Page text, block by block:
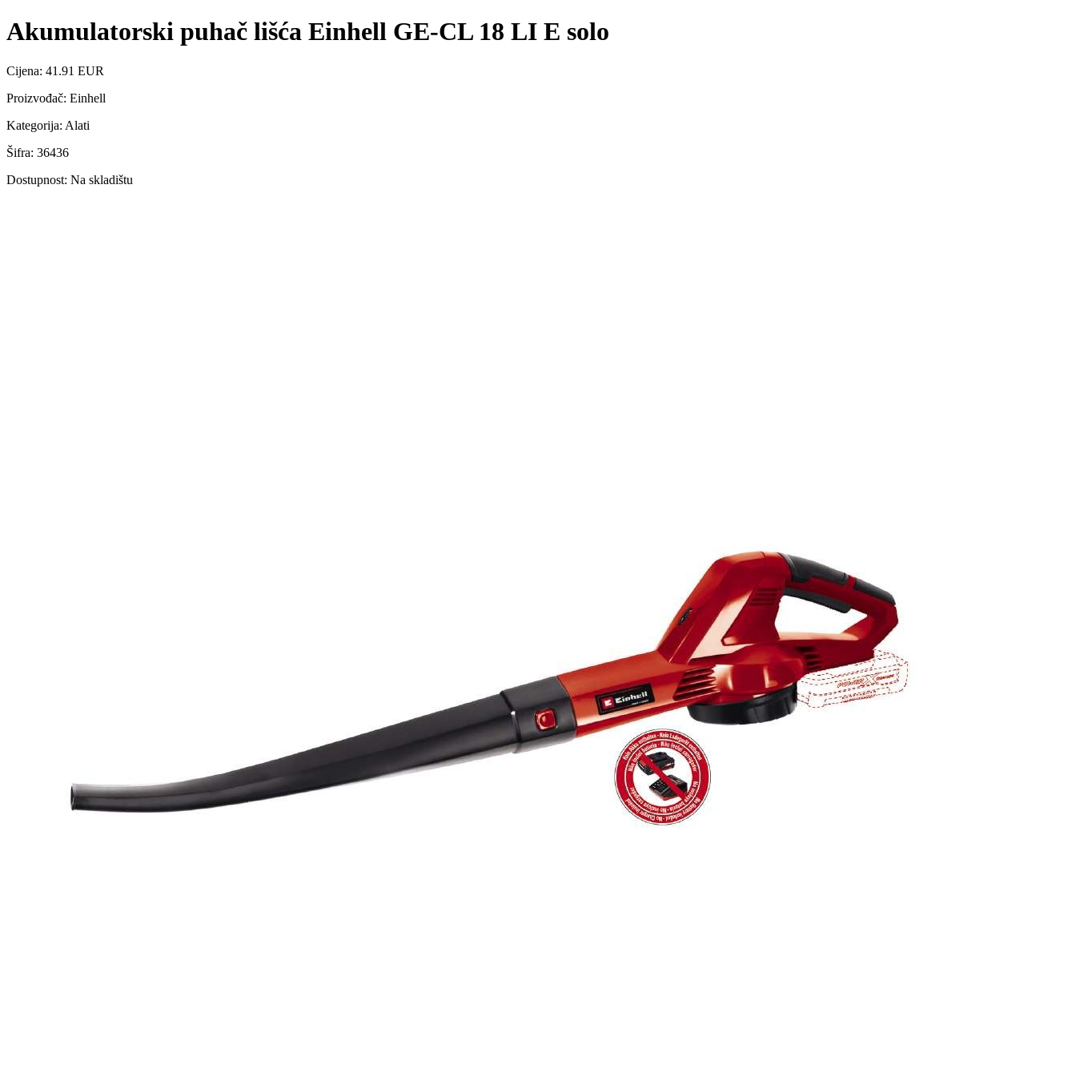
Akumulatorski puhač lišća Einhell GE-CL 18 LI E solo
Cijena: 41.91 EUR
Proizvođač: Einhell
Kategorija: Alati
Šifra: 36436
Dostupnost: Na skladištu